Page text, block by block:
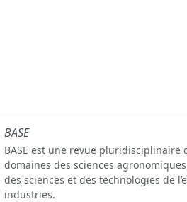
BASE
BASE est une revue
domaines des sciences
des sciences et des technologies de
industries.